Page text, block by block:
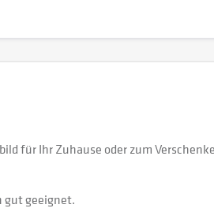
für Ihr Zuhause oder zum
gut geeignet.